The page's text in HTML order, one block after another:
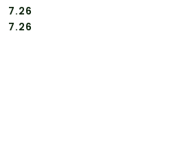
Cena:
7.26
Cena:
7.26